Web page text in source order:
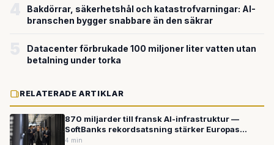
Bakdörrar, säkerhetshål och katastrofvarningar: AI-
branschen bygger snabbare än den säkrar
Datacenter förbrukade 100 miljoner liter vatten utan
betalning under torka
RELATERADE ARTIKLAR
870 miljarder till fransk AI-infrastruktur —
SoftBanks rekordsatsning stärker Europas
position i kampen om beräkningskraften
4 min